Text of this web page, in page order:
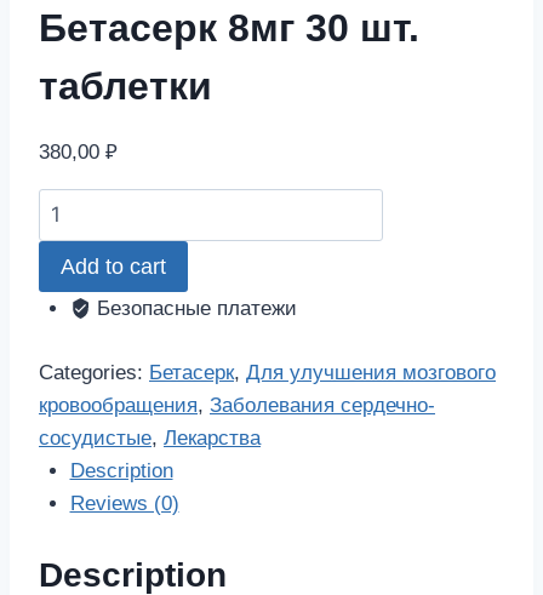
Бетасерк 8мг 30 шт.
таблетки
380,00 ₽
Бетасерк
8мг
шт.
quantity
Add to cart
Безопасные платежи
Categories: Бетасерк, Для улучшения мозгового
кровообращения, Заболевания сердечно-
сосудистые, Лекарства
Description
Reviews (0)
Description